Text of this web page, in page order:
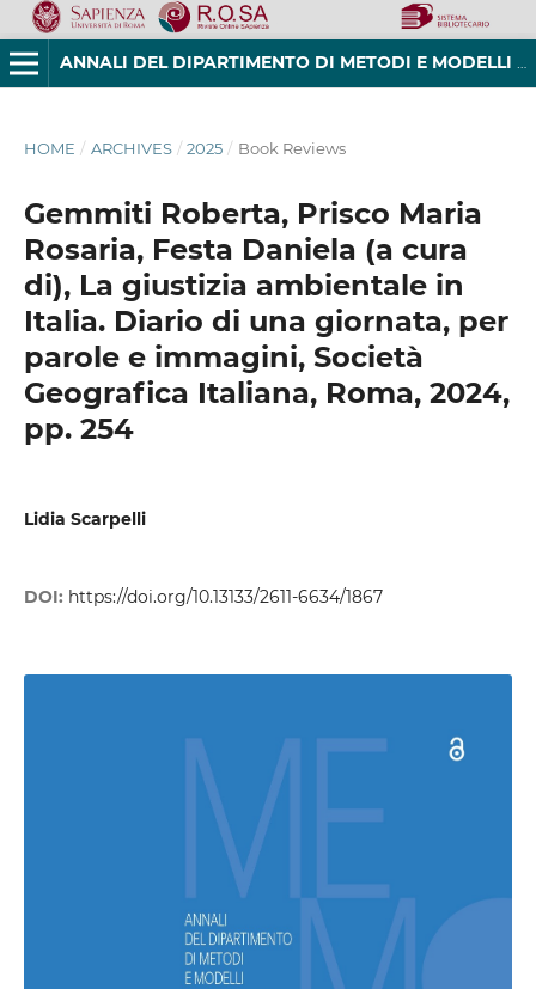
ANNALI DEL DIPARTIMENTO DI METODI E MODELLI PER L'ECONOMIA, IL TERRITORIO E LA FINANZA
HOME / ARCHIVES / 2025 / Book Reviews
Gemmiti Roberta, Prisco Maria
Rosaria, Festa Daniela (a cura
di), La giustizia ambientale in
Italia. Diario di una giornata, per
parole e immagini, Società
Geografica Italiana, Roma, 2024,
pp. 254
Lidia Scarpelli
DOI: https://doi.org/10.13133/2611-6634/1867